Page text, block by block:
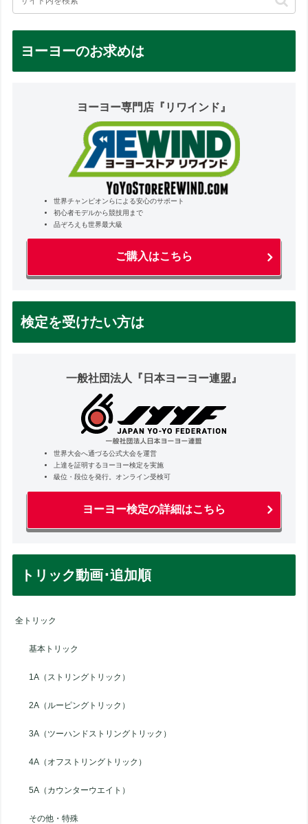
ヨーヨーのお求めは
ヨーヨー専門店『リワインド』
世界チャンピオンらによる安心のサポート
初心者モデルから競技用まで
品ぞろえも世界最大級
ご購入はこちら
検定を受けたい方は
一般社団法人『日本ヨーヨー連盟』
世界大会へ通づる公式大会を運営
上達を証明するヨーヨー検定を実施
級位・段位を発行。オンライン受検可
ヨーヨー検定の詳細はこちら
トリック動画･追加順
全トリック
基本トリック
1A（ストリングトリック）
2A（ルーピングトリック）
3A（ツーハンドストリングトリック）
4A（オフストリングトリック）
5A（カウンターウエイト）
その他・特殊